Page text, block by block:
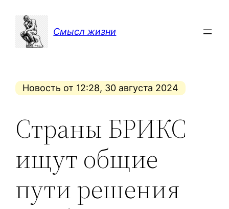
содержимому
Смысл жизни
Новость от 12:28, 30 августа 2024
Страны БРИКС
ищут общие
пути решения